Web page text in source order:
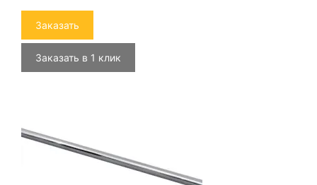
Заказать
Заказать в 1 клик